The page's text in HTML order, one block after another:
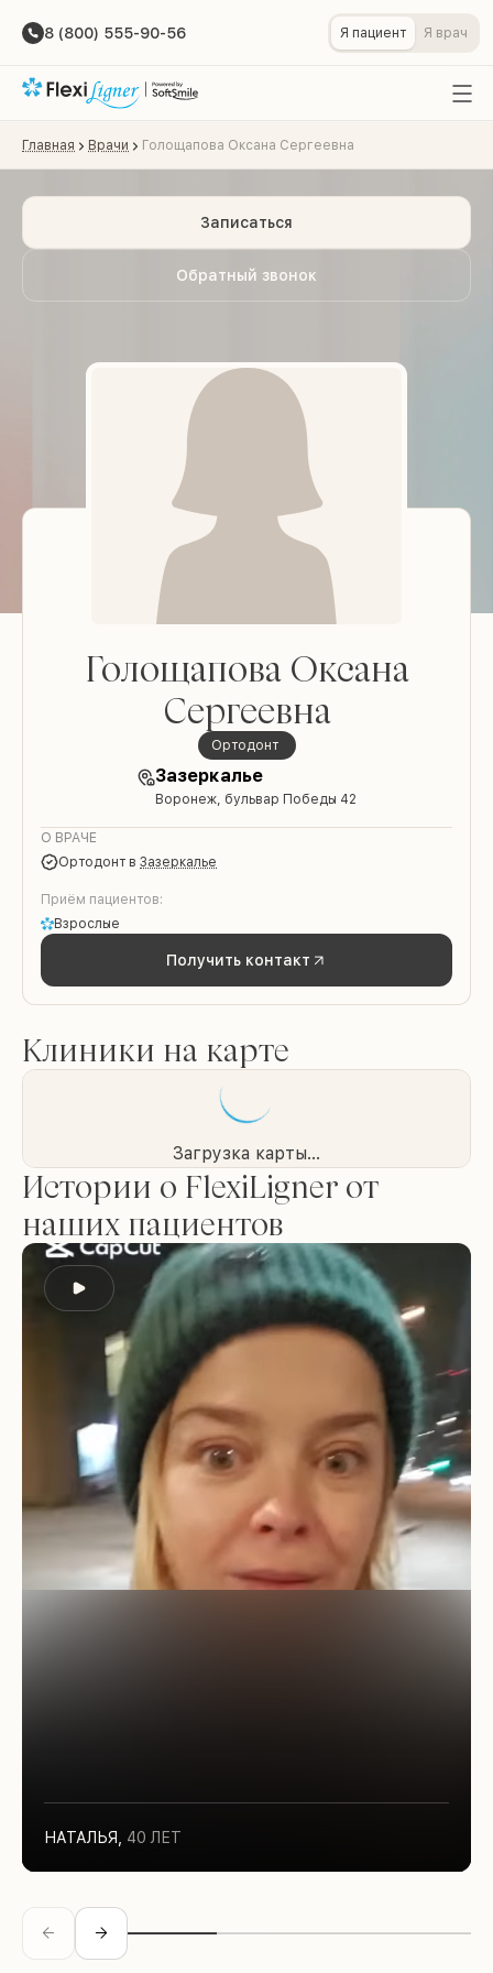
8 (800) 555-90-56 Я пациент Я врач
Главная Врачи Голощапова Оксана Сергеевна
Обратный звонок
Записаться
Голощапова Оксана
Сергеевна
ортодонт
Зазеркалье
Воронеж, бульвар Победы 42
О ВРАЧЕ
ортодонт в Зазеркалье
Приём пациентов:
Взрослые
Получить контакт
Клиники на карте
Загрузка карты...
Истории о FlexiLigner от
наших пациентов
НАТАЛЬЯ, 40 ЛЕТ